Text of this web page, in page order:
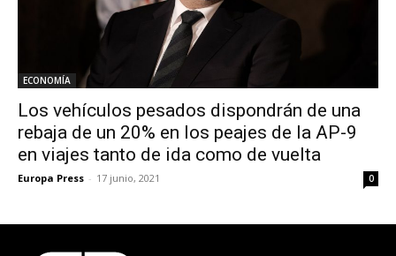
ECONOMÍA
Los vehículos pesados dispondrán de una
rebaja de un 20% en los peajes de la AP-9
en viajes tanto de ida como de vuelta
Europa Press - 17 junio, 2021 0